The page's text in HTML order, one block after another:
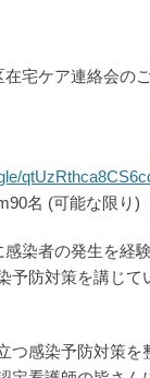
宅ケア連絡会のご
名 (可能な限り)
染者の発生を経
予防対策を講じ
つ感染予防対策